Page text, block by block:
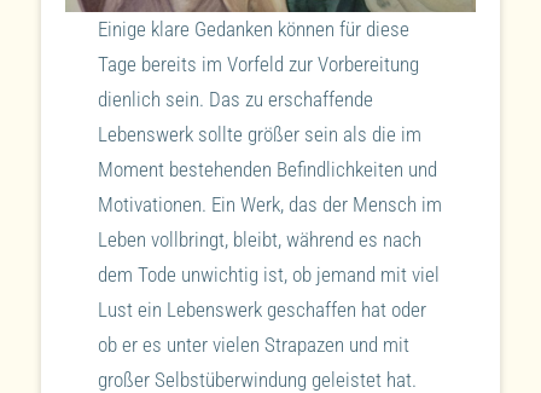
Einige klare Gedanken können für diese
Tage bereits im Vorfeld zur Vorbereitung
dienlich sein. Das zu erschaffende
Lebenswerk sollte größer sein als die im
Moment bestehenden Befindlichkeiten und
Motivationen. Ein Werk, das der Mensch im
Leben vollbringt, bleibt, während es nach
dem Tode unwichtig ist, ob jemand mit viel
Lust ein Lebenswerk geschaffen hat oder
ob er es unter vielen Strapazen und mit
großer Selbstüberwindung geleistet hat.